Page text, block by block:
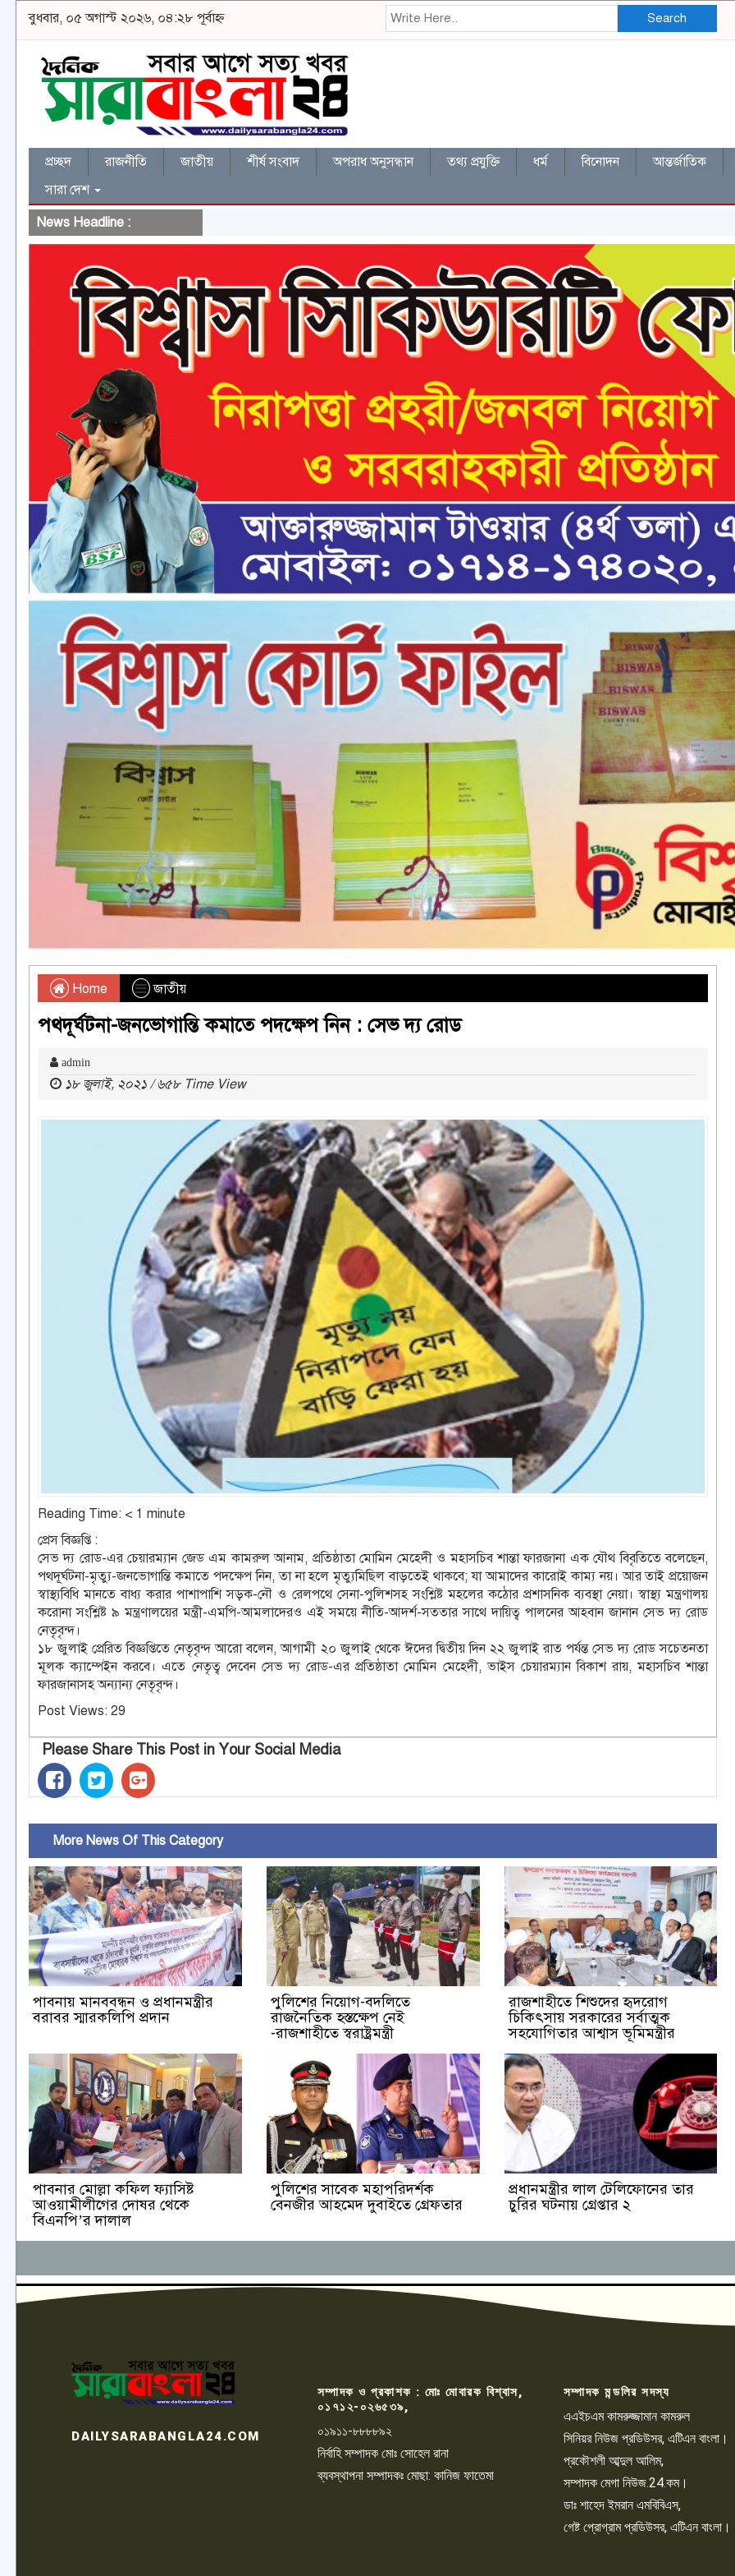
বুধবার, ০৫ অগাস্ট ২০২৬, ০৪:২৮ পূর্বাহ্ন Search
প্রচ্ছদ রাজনীতি জাতীয় শীর্ষ সংবাদ অপরাধ অনুসন্ধান তথ্য প্রযুক্তি ধর্ম বিনোদন আন্তর্জাতিক
সারা দেশ
News Headline :
Home জাতীয়
পথদূর্ঘটনা-জনভোগান্তি কমাতে পদক্ষেপ নিন : সেভ দ্য রোড
admin
১৮ জুলাই, ২০২১ / ৬৫৮ Time View
Reading Time: < 1 minute
প্রেস বিজ্ঞপ্তি :
সেভ দ্য রোড-এর চেয়ারম্যান জেড এম কামরুল আনাম, প্রতিষ্ঠাতা মোমিন মেহেদী ও মহাসচিব শান্তা ফারজানা এক যৌথ বিবৃতিতে বলেছেন,
পথদূর্ঘটনা-মৃত্যু-জনভোগান্তি কমাতে পদক্ষেপ নিন, তা না হলে মৃত্যুমিছিল বাড়তেই থাকবে; যা আমাদের কারোই কাম্য নয়। আর তাই প্রয়োজন
স্বাস্থ্যবিধি মানতে বাধ্য করার পাশাপাশি সড়ক-নৌ ও রেলপথে সেনা-পুলিশসহ সংশ্লিষ্ট মহলের কঠোর প্রশাসনিক ব্যবস্থা নেয়া। স্বাস্থ্য মন্ত্রণালয়
করোনা সংশ্লিষ্ট ৯ মন্ত্রণালয়ের মন্ত্রী-এমপি-আমলাদেরও এই সময়ে নীতি-আদর্শ-সততার সাথে দায়িত্ব পালনের আহবান জানান সেভ দ্য রোড
নেতৃবৃন্দ।
১৮ জুলাই প্রেরিত বিজ্ঞপ্তিতে নেতৃবৃন্দ আরো বলেন, আগামী ২০ জুলাই থেকে ঈদের দ্বিতীয় দিন ২২ জুলাই রাত পর্যন্ত সেভ দ্য রোড সচেতনতা
মূলক ক্যাম্পেইন করবে। এতে নেতৃত্ব দেবেন সেভ দ্য রোড-এর প্রতিষ্ঠাতা মোমিন মেহেদী, ভাইস চেয়ারম্যান বিকাশ রায়, মহাসচিব শান্তা
ফারজানাসহ অন্যান্য নেতৃবৃন্দ।
Post Views: 29
Please Share This Post in Your Social Media
More News Of This Category
পাবনায় মানববন্ধন ও প্রধানমন্ত্রীর
বরাবর স্মারকলিপি প্রদান
পুলিশের নিয়োগ-বদলিতে
রাজনৈতিক হস্তক্ষেপ নেই
-রাজশাহীতে স্বরাষ্ট্রমন্ত্রী
রাজশাহীতে শিশুদের হৃদরোগ
চিকিৎসায় সরকারের সর্বাত্মক
সহযোগিতার আশ্বাস ভূমিমন্ত্রীর
পাবনার মোল্লা কফিল ফ্যাসিষ্ট
আওয়ামীলীগের দোষর থেকে
বিএনপি’র দালাল
পুলিশের সাবেক মহাপরিদর্শক
বেনজীর আহমেদ দুবাইতে গ্রেফতার
প্রধানমন্ত্রীর লাল টেলিফোনের তার
চুরির ঘটনায় গ্রেপ্তার ২
DAILYSARABANGLA24.COM
সম্পাদক ও প্রকাশক : মোঃ মোবারক বিশ্বাস,
০১৭১২-০২৬৫৩৯,
০১৯১১-৮৮৮৮৯২
নির্বাহি সম্পাদক মোঃ সোহেল রানা
ব্যবস্থাপনা সম্পাদকঃ মোছা: কানিজ ফাতেমা
সম্পাদক মন্ডলির সদস্য
এএইচএম কামরুজ্জামান কামরুল
সিনিয়র নিউজ প্রডিউসর, এটিএন বাংলা।
প্রকৌশলী আব্দুল আলিম,
সম্পাদক মেগা নিউজ.24.কম।
ডাঃ শাহেদ ইমরান এমবিবিএস,
গেষ্ট প্রোগ্রাম প্রডিউসর, এটিএন বাংলা।